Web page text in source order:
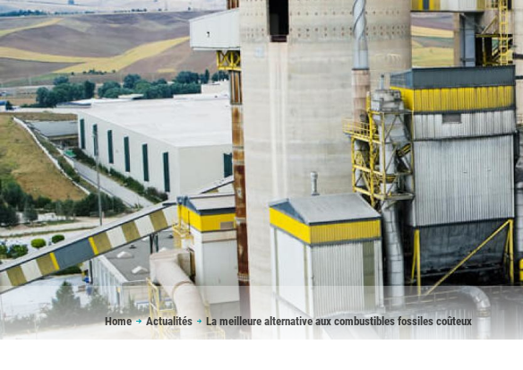
Breadcrumb
Home Actualités La meilleure alternative aux combustibles fossiles coûteux